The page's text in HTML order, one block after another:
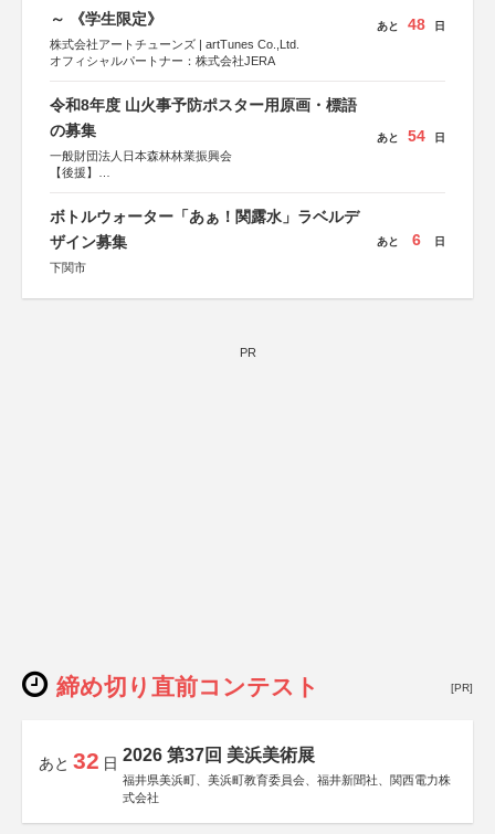
～ 《学生限定》
株式会社アートチューンズ | artTunes Co.,Ltd.
オフィシャルパートナー：株式会社JERA
あと 48 日
令和8年度 山火事予防ポスター用原画・標語
の募集
一般財団法人日本森林林業振興会
【後援】
あと 54 日
ボトルウォーター「あぁ！関露水」ラベルデ
ザイン募集
下関市
あと 6 日
PR
締め切り直前コンテスト [PR]
あと 32 日 2026 第37回 美浜美術展
福井県美浜町、美浜町教育委員会、福井新聞社、関西電力株
式会社